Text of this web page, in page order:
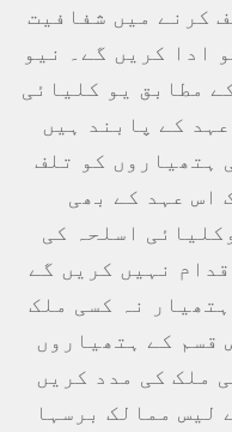
کرنے میں شفافیت
ادا کریں گے۔ نیو
مطابق یو کلیائی
کے پابند ہیں
ہتھیاروں کو تلف
اس عہد کے بھی
اسلحہ کی
نہیں کریں گے
نہ کسی ملک
قسم کے ہتھیاروں
ملک کی مدد کریں
لیس ممالک برسہا